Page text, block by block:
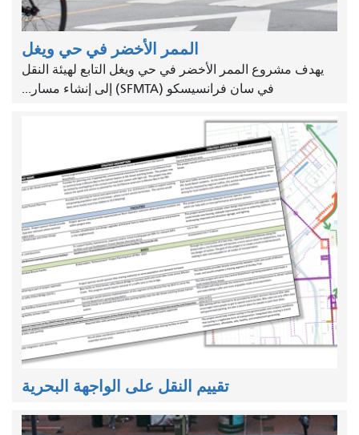
الممر الأخضر في حي ويغل
يهدف مشروع الممر الأخضر في حي ويغل التابع لهيئة النقل
في سان فرانسيسكو (SFMTA) إلى إنشاء مسار...
تقييم النقل على الواجهة البحرية